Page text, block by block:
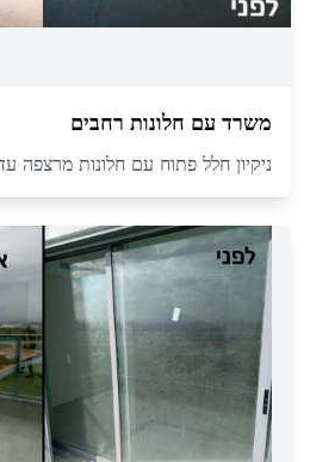
משרד עם חלונות רחבים
ניקיון חלל פתוח עם חלונות מרצפה